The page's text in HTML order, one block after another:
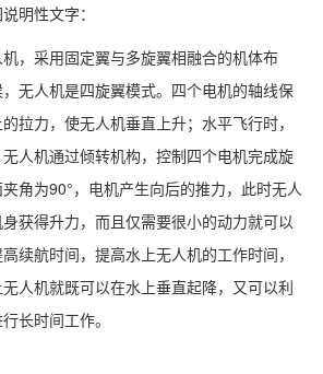
明性文字：
，采用固定翼与多旋翼相融合的机体布
无人机是四旋翼模式。四个电机的轴线保
拉力，使无人机垂直上升；水平飞行时，
人机通过倾转机构，控制四个电机完成旋
角为90°，电机产生向后的推力，此时无人
获得升力，而且仅需要很小的动力就可以
续航时间，提高水上无人机的工作时间，
人机就既可以在水上垂直起降，又可以利
长时间工作。